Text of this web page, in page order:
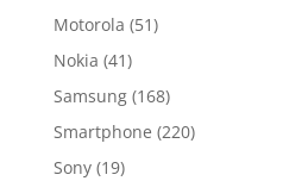
Motorola (51)
Nokia (41)
Samsung (168)
Smartphone (220)
Sony (19)